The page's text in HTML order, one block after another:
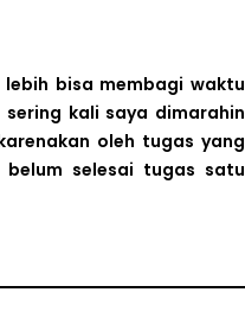
lebih bisa membagi waktu
kali saya dimarahin
oleh tugas yang
selesai tugas satu